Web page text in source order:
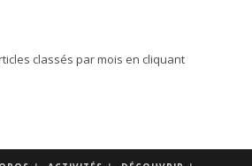
classés par mois en cliquant